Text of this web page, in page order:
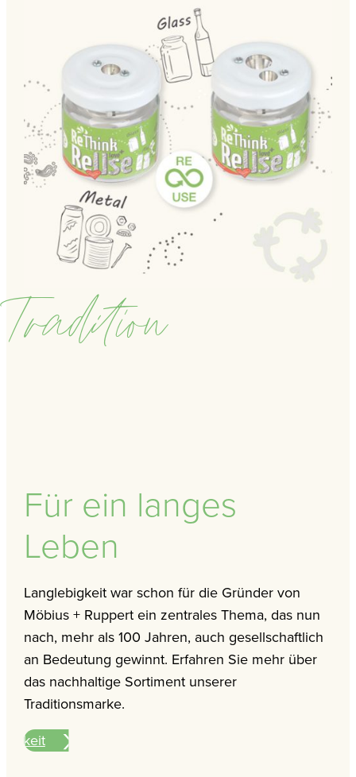
Tradition
Für ein langes
Leben
Langlebigkeit war schon für die Gründer von
Möbius + Ruppert ein zentrales Thema, das nun
nach, mehr als 100 Jahren, auch gesellschaftlich
an Bedeutung gewinnt. Erfahren Sie mehr über
das nachhaltige Sortiment unserer
Traditionsmarke.